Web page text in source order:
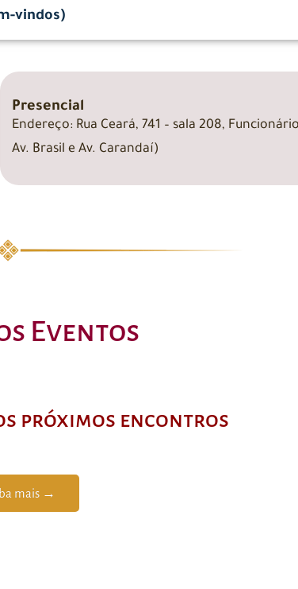
vindos)
Presencial
Endereço: Rua Ceará, 741 – sala 208,
Av. Brasil e Av. Carandaí)
Eventos
próximos encontros
mais →